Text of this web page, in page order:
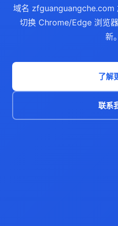
域名 zfguanguangche.com
切换 Chrome/Edge 浏览
新。
了解
联系